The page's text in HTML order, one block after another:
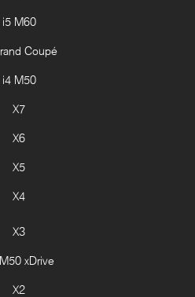
i5 M60
Coupé
i4 M50
X7
X6
X5
X4
X3
xDrive
X2